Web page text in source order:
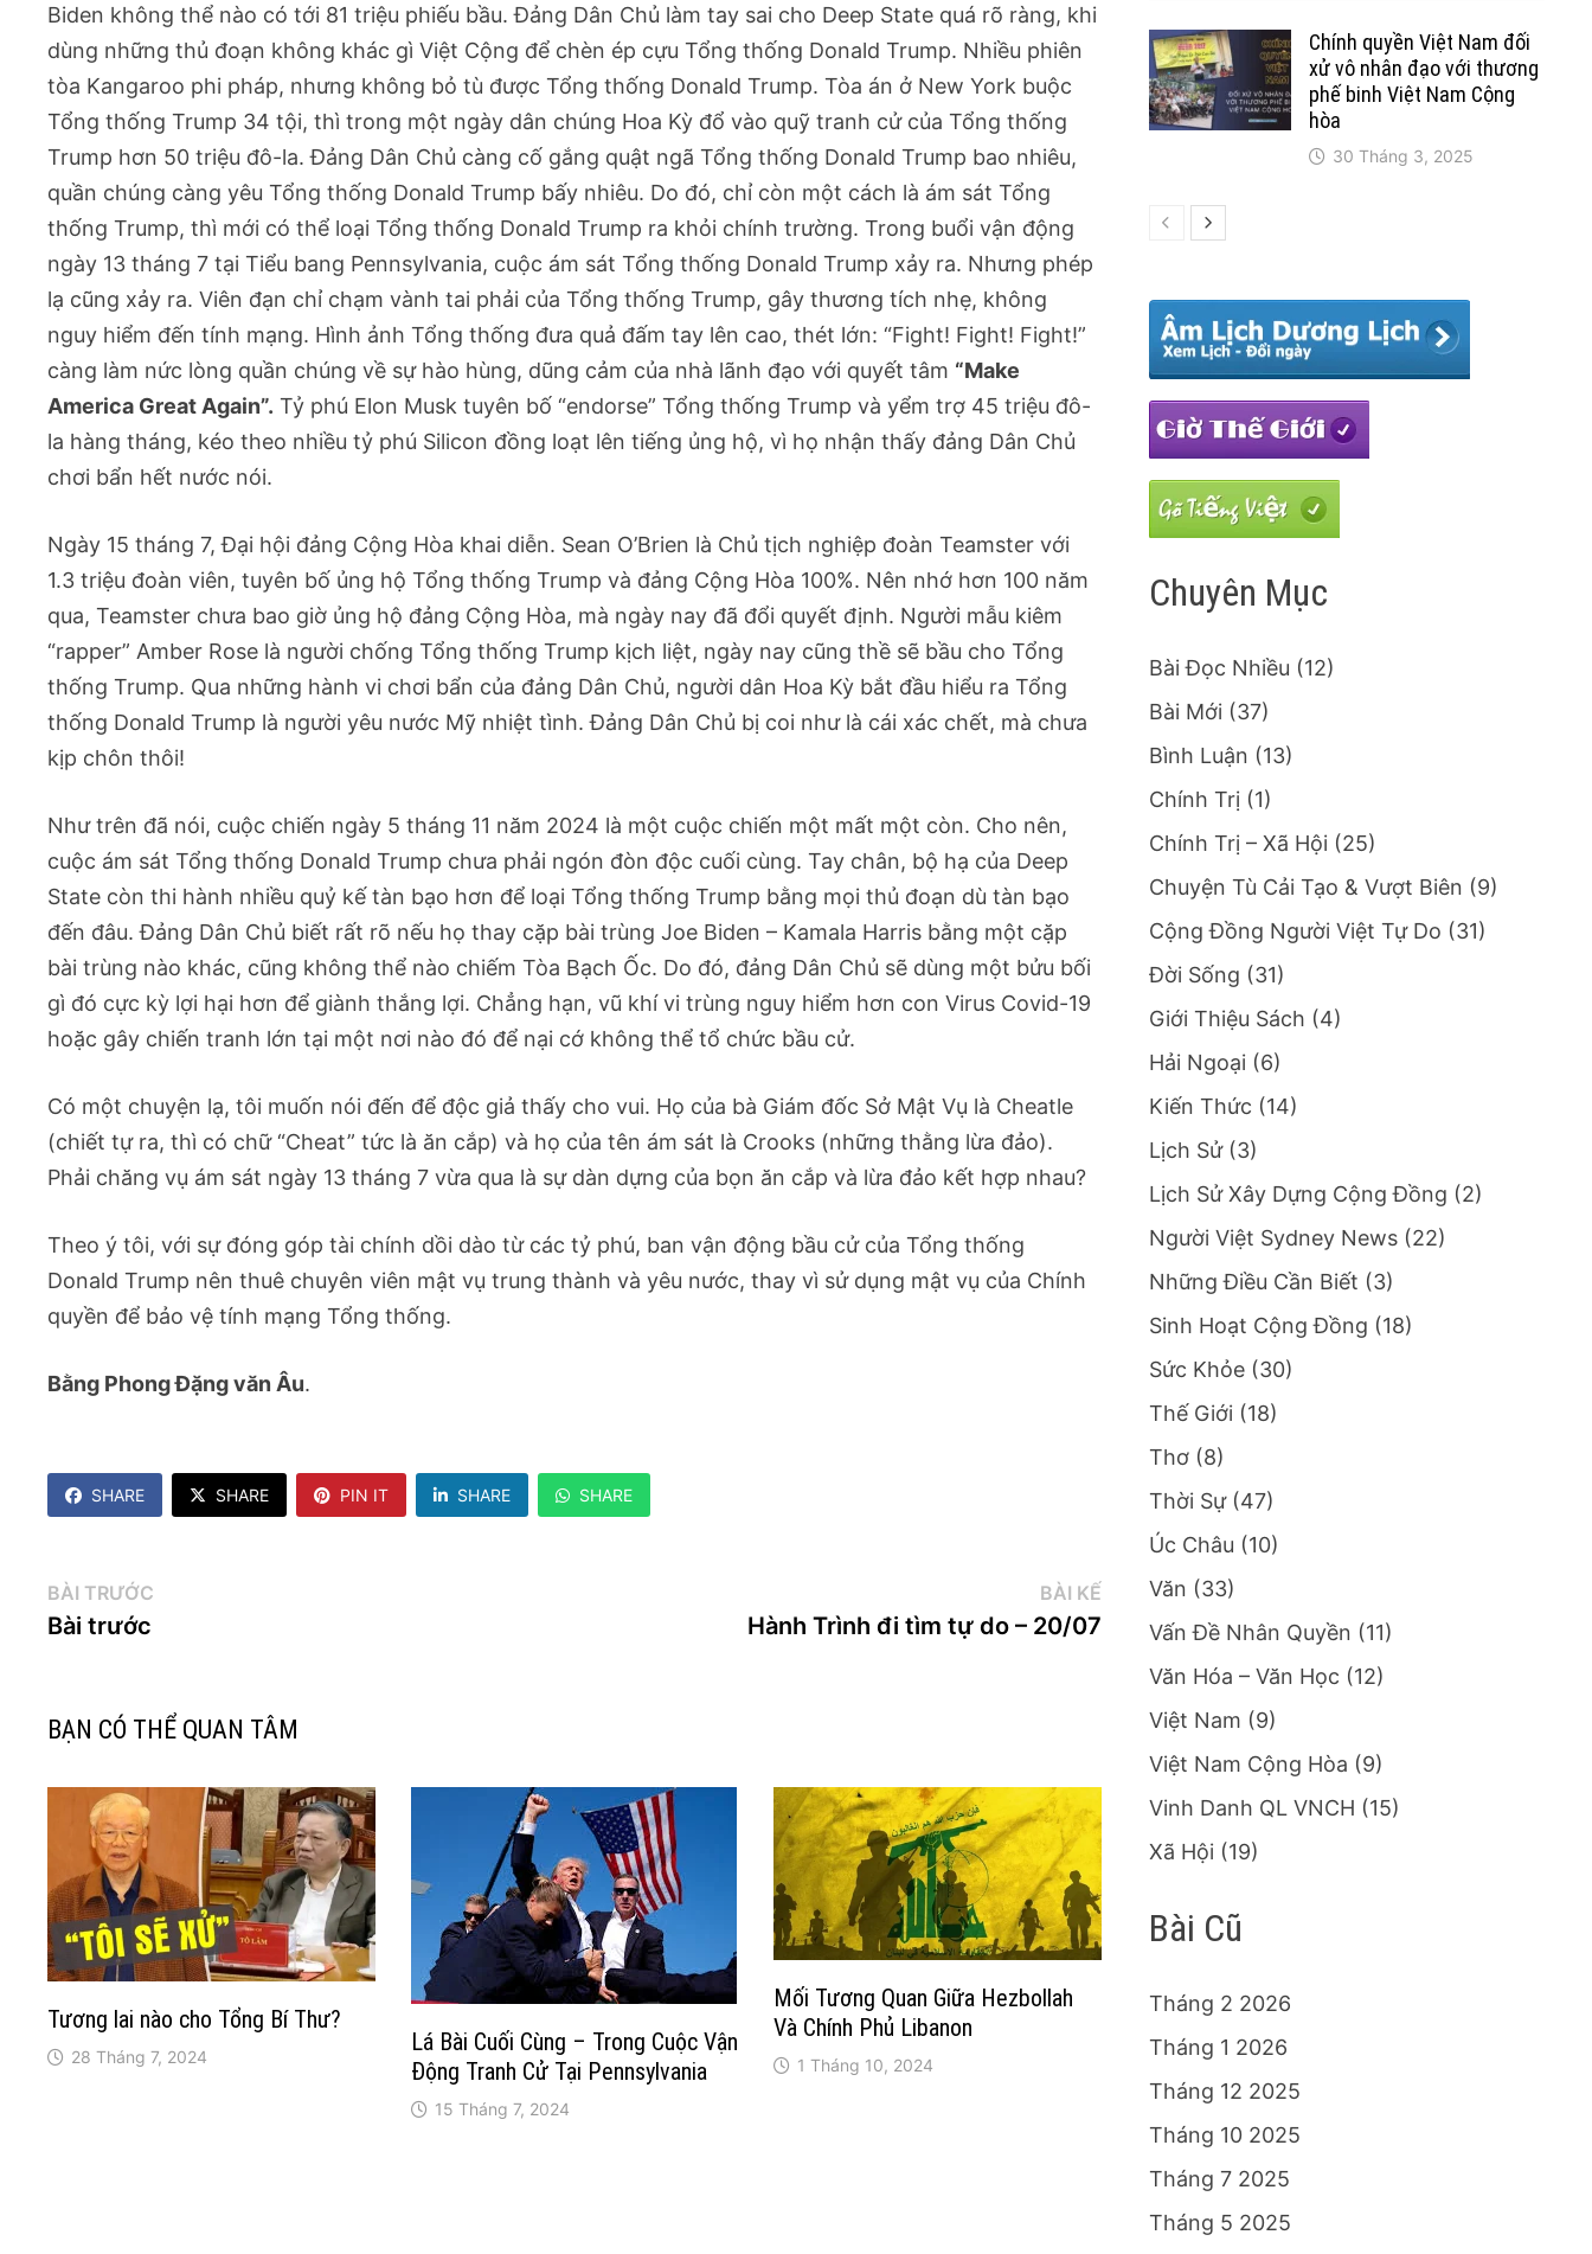
Biden không thể nào có tới 81 triệu phiếu bầu. Đảng Dân Chủ làm tay sai cho Deep State quá rõ ràng, khi
dùng những thủ đoạn không khác gì Việt Cộng để chèn ép cựu Tổng thống Donald Trump. Nhiều phiên
tòa Kangaroo phi pháp, nhưng không bỏ tù được Tổng thống Donald Trump. Tòa án ở New York buộc
Tổng thống Trump 34 tội, thì trong một ngày dân chúng Hoa Kỳ đổ vào quỹ tranh cử của Tổng thống
Trump hơn 50 triệu đô-la. Đảng Dân Chủ càng cố gắng quật ngã Tổng thống Donald Trump bao nhiêu,
quần chúng càng yêu Tổng thống Donald Trump bấy nhiêu. Do đó, chỉ còn một cách là ám sát Tổng
thống Trump, thì mới có thể loại Tổng thống Donald Trump ra khỏi chính trường. Trong buổi vận động
ngày 13 tháng 7 tại Tiểu bang Pennsylvania, cuộc ám sát Tổng thống Donald Trump xảy ra. Nhưng phép
lạ cũng xảy ra. Viên đạn chỉ chạm vành tai phải của Tổng thống Trump, gây thương tích nhẹ, không
nguy hiểm đến tính mạng. Hình ảnh Tổng thống đưa quả đấm tay lên cao, thét lớn: “Fight! Fight! Fight!”
càng làm nức lòng quần chúng về sự hào hùng, dũng cảm của nhà lãnh đạo với quyết tâm “Make
America Great Again”. Tỷ phú Elon Musk tuyên bố “endorse” Tổng thống Trump và yểm trợ 45 triệu đô-
la hàng tháng, kéo theo nhiều tỷ phú Silicon đồng loạt lên tiếng ủng hộ, vì họ nhận thấy đảng Dân Chủ
chơi bẩn hết nước nói.
Ngày 15 tháng 7, Đại hội đảng Cộng Hòa khai diễn. Sean O’Brien là Chủ tịch nghiệp đoàn Teamster với
1.3 triệu đoàn viên, tuyên bố ủng hộ Tổng thống Trump và đảng Cộng Hòa 100%. Nên nhớ hơn 100 năm
qua, Teamster chưa bao giờ ủng hộ đảng Cộng Hòa, mà ngày nay đã đổi quyết định. Người mẫu kiêm
“rapper” Amber Rose là người chống Tổng thống Trump kịch liệt, ngày nay cũng thề sẽ bầu cho Tổng
thống Trump. Qua những hành vi chơi bẩn của đảng Dân Chủ, người dân Hoa Kỳ bắt đầu hiểu ra Tổng
thống Donald Trump là người yêu nước Mỹ nhiệt tình. Đảng Dân Chủ bị coi như là cái xác chết, mà chưa
kịp chôn thôi!
Như trên đã nói, cuộc chiến ngày 5 tháng 11 năm 2024 là một cuộc chiến một mất một còn. Cho nên,
cuộc ám sát Tổng thống Donald Trump chưa phải ngón đòn độc cuối cùng. Tay chân, bộ hạ của Deep
State còn thi hành nhiều quỷ kế tàn bạo hơn để loại Tổng thống Trump bằng mọi thủ đoạn dù tàn bạo
đến đâu. Đảng Dân Chủ biết rất rõ nếu họ thay cặp bài trùng Joe Biden – Kamala Harris bằng một cặp
bài trùng nào khác, cũng không thể nào chiếm Tòa Bạch Ốc. Do đó, đảng Dân Chủ sẽ dùng một bửu bối
gì đó cực kỳ lợi hại hơn để giành thắng lợi. Chẳng hạn, vũ khí vi trùng nguy hiểm hơn con Virus Covid-19
hoặc gây chiến tranh lớn tại một nơi nào đó để nại cớ không thể tổ chức bầu cử.
Có một chuyện lạ, tôi muốn nói đến để độc giả thấy cho vui. Họ của bà Giám đốc Sở Mật Vụ là Cheatle
(chiết tự ra, thì có chữ “Cheat” tức là ăn cắp) và họ của tên ám sát là Crooks (những thằng lừa đảo).
Phải chăng vụ ám sát ngày 13 tháng 7 vừa qua là sự dàn dựng của bọn ăn cắp và lừa đảo kết hợp nhau?
Theo ý tôi, với sự đóng góp tài chính dồi dào từ các tỷ phú, ban vận động bầu cử của Tổng thống
Donald Trump nên thuê chuyên viên mật vụ trung thành và yêu nước, thay vì sử dụng mật vụ của Chính
quyền để bảo vệ tính mạng Tổng thống.
Bằng Phong Đặng văn Âu.
SHARE SHARE PIN IT SHARE SHARE
Điều
hướng
viết
BÀI TRƯỚC
Bài trước
BÀI KẾBài
kế:
Hành Trình đi tìm tự do – 20/07
BẠN CÓ THỂ QUAN TÂM
Tương lai nào cho Tổng Bí Thư?
28 Tháng 7, 2024
Lá Bài Cuối Cùng – Trong Cuộc Vận
Động Tranh Cử Tại Pennsylvania
15 Tháng 7, 2024
Mối Tương Quan Giữa Hezbollah
Và Chính Phủ Libanon
1 Tháng 10, 2024
Chính quyền Việt Nam đối
xử vô nhân đạo với thương
phế binh Việt Nam Cộng
hòa
30 Tháng 3, 2025
Chuyên Mục
Bài Đọc Nhiều (12)
Bài Mới (37)
Bình Luận (13)
Chính Trị (1)
Chính Trị – Xã Hội (25)
Chuyện Tù Cải Tạo & Vượt Biên (9)
Cộng Đồng Người Việt Tự Do (31)
Đời Sống (31)
Giới Thiệu Sách (4)
Hải Ngoại (6)
Kiến Thức (14)
Lịch Sử(3)
Lịch Sử Xây Dựng Cộng Đồng (2)
Người Việt Sydney News(22)
Những Điều Cần Biết (3)
Sinh Hoạt Cộng Đồng (18)
Sức Khỏe(30)
Thế Giới (18)
Thơ(8)
Thời Sự(47)
Úc Châu (10)
Văn (33)
Vấn Đề Nhân Quyền (11)
Văn Hóa – Văn Học (12)
Việt Nam (9)
Việt Nam Cộng Hòa (9)
Vinh Danh QL VNCH (15)
Xã Hội (19)
Bài Cũ
Tháng 2 2026
Tháng 1 2026
Tháng 12 2025
Tháng 10 2025
Tháng 7 2025
Tháng 5 2025